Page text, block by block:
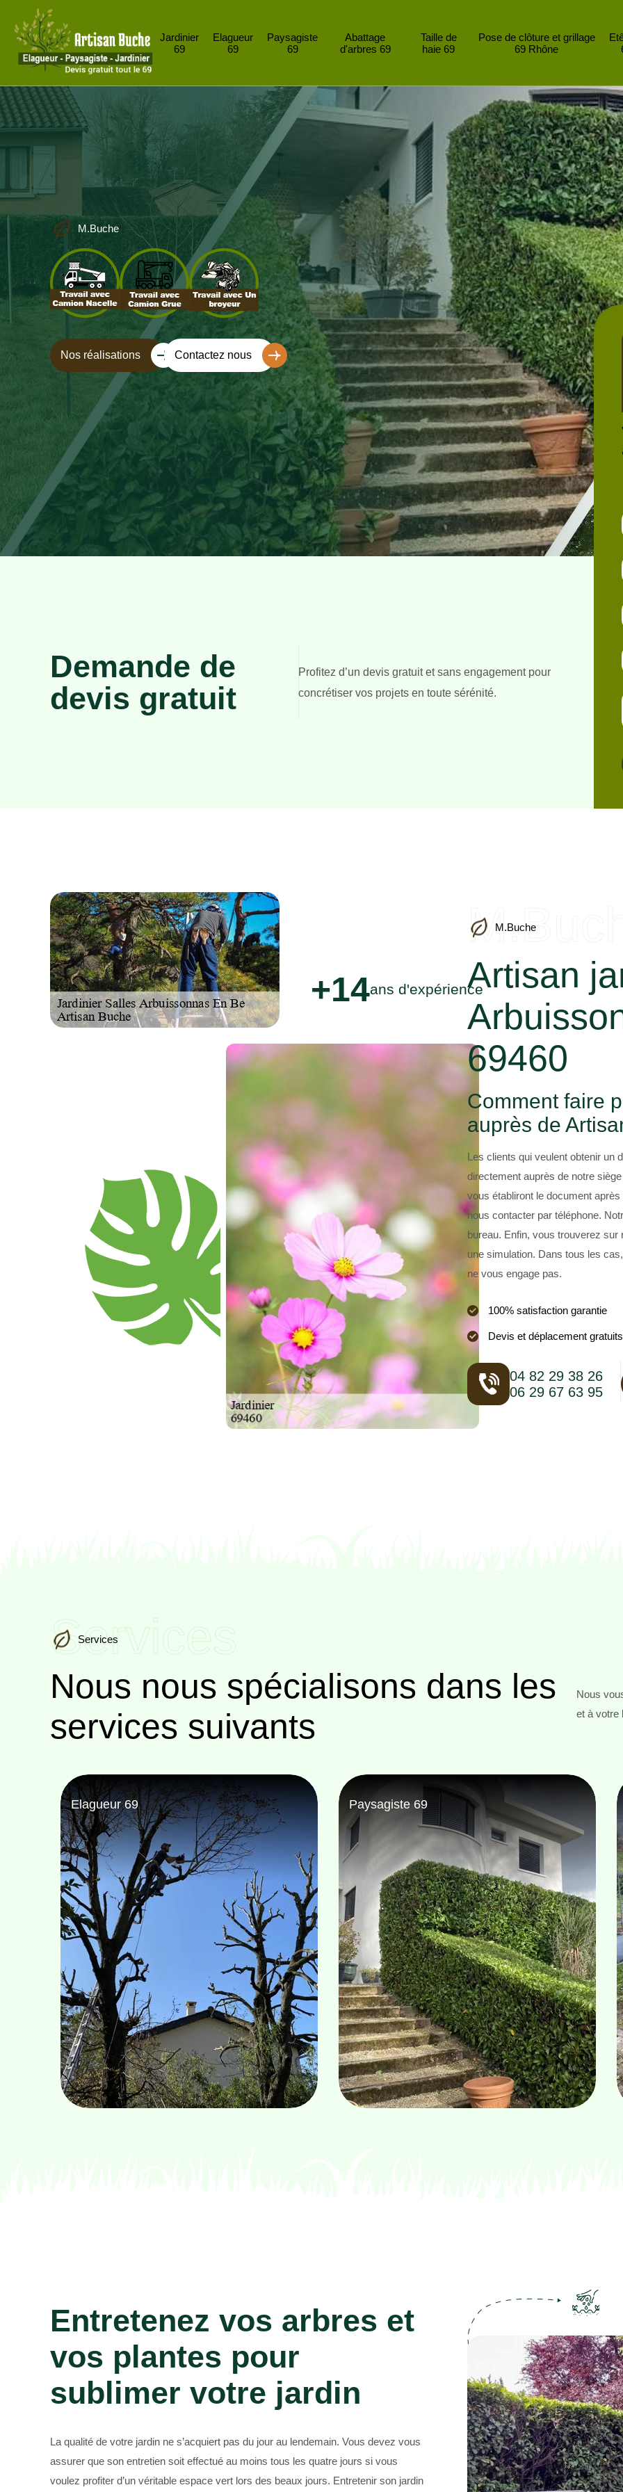
Jardinier
69
Elagueur
69
Paysagiste
69
Abattage
d'arbres 69
Taille de
haie 69
Pose de clôture et grillage
69 Rhône
M.Buche
Nos réalisations Contactez nous
Demande de
devis gratuit
Profitez d’un devis gratuit et sans engagement pour
concrétiser vos projets en toute sérénité.
+14ans d'expérience
M.Buche
Artisan
69460
Comment faire
auprès de
Les clients qui veulent obtenir un
directement auprès de notre
vous établiront le document
nous contacter par téléphone.
bureau. Enfin, vous trouverez sur
une simulation. Dans tous les
ne vous engage pas.
100% satisfaction garantie
Devis et déplacement gratuits
04 82 29 38 26
06 29 67 63 95
Services
Services
Nous nous spécialisons dans les
services suivants
Nous
et à votre
Paysagiste 69 Abattage d'arbres 69
Entretenez vos arbres et
vos plantes pour
sublimer votre jardin
La qualité de votre jardin ne s’acquiert pas du jour au lendemain. Vous devez vous
assurer que son entretien soit effectué au moins tous les quatre jours si vous
voulez profiter d’un véritable espace vert lors des beaux jours. Entretenir son jardin